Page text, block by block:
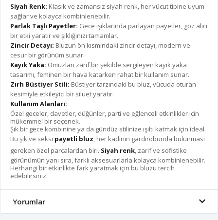
Siyah Renk: Klasik ve zamansız siyah renk, her vücut tipine uyum
sağlar ve kolayca kombinlenebilir.
Parlak Taşlı Payetler: Gece ışıklarında parlayan payetler, göz alıcı
bir etki yaratır ve şıklığınızı tamamlar.
Zincir Detayı: Bluzun ön kısmındaki zincir detayı, modern ve
cesur bir görünüm sunar.
Kayık Yaka: Omuzları zarif bir şekilde sergileyen kayık yaka
tasarımı, feminen bir hava katarken rahat bir kullanım sunar.
Zırh Büstiyer Stili: Büstiyer tarzındaki bu bluz, vücuda oturan
kesimiyle etkileyici bir siluet yaratır.
Kullanım Alanları:
Özel geceler, davetler, düğünler, parti ve eğlenceli etkinlikler için
mükemmel bir seçenek.
Şık bir gece kombinine ya da gündüz stilinize ışıltı katmak için ideal.
Bu şık ve seksi payetli bluz, her kadının gardırobunda bulunması
gereken özel parçalardan biri. Siyah renk, zarif ve sofistike
görünümün yanı sıra, farklı aksesuarlarla kolayca kombinlenebilir.
Herhangi bir etkinlikte fark yaratmak için bu bluzu tercih
edebilirsiniz.
Yorumlar